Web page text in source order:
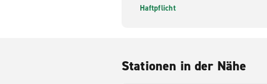
Haftpflicht
Stationen in der Nähe